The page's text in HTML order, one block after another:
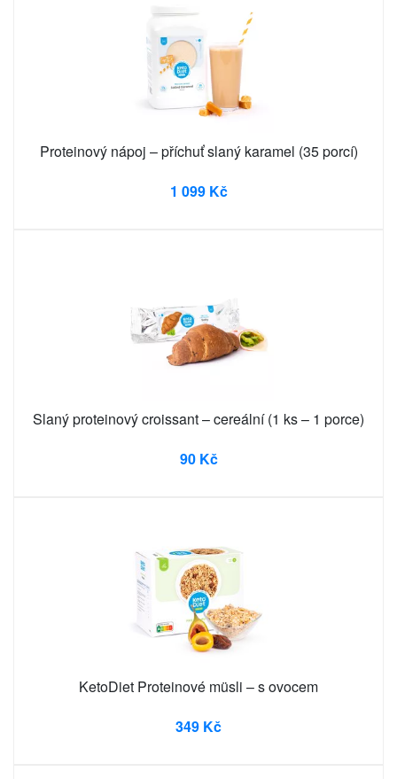
Proteinový nápoj – příchuť slaný karamel (35 porcí)
1 099 Kč
Slaný proteinový croissant – cereální (1 ks – 1 porce)
90 Kč
KetoDiet Proteinové müsli – s ovocem
349 Kč